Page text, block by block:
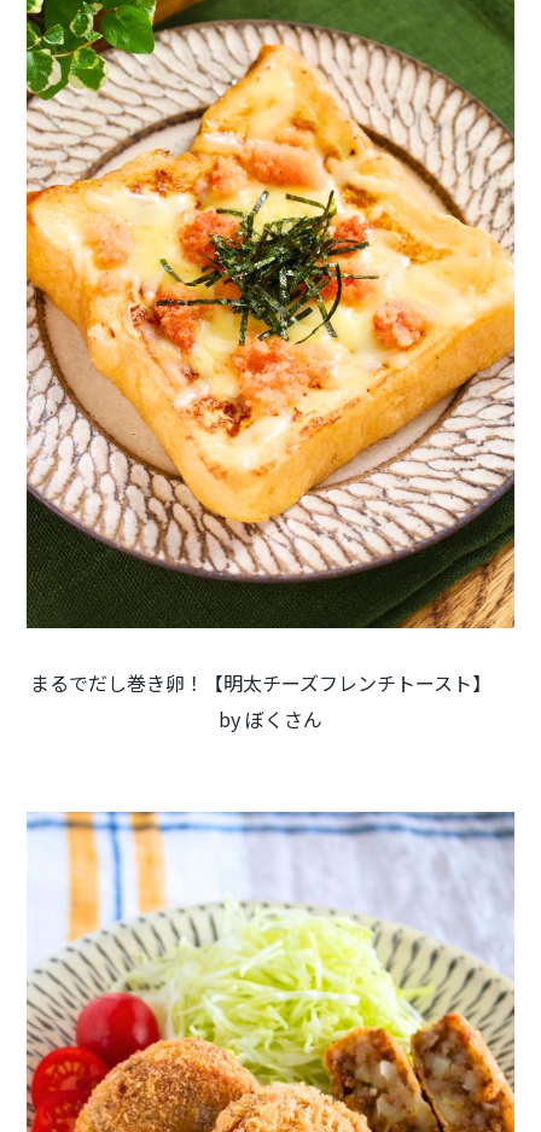
まるでだし巻き卵！【明太チーズフレンチトースト】
by ぼくさん